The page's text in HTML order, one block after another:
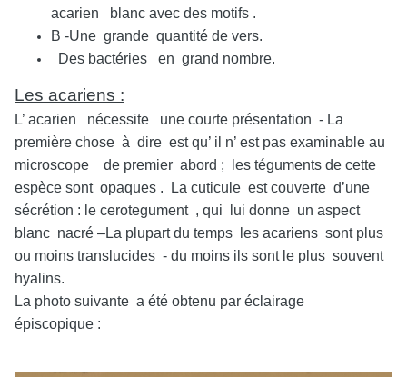
acarien blanc avec des motifs .
B -Une grande quantité de vers.
Des bactéries en grand nombre.
Les acariens :
L’ acarien nécessite une courte présentation - La
première chose à dire est qu’ il n’ est pas examinable au
microscope de premier abord ; les téguments de cette
espèce sont opaques . La cuticule est couverte d’une
sécrétion : le cerotegument , qui lui donne un aspect
blanc nacré –La plupart du temps les acariens sont plus
ou moins translucides - du moins ils sont le plus souvent
hyalins.
La photo suivante a été obtenu par éclairage
épiscopique :